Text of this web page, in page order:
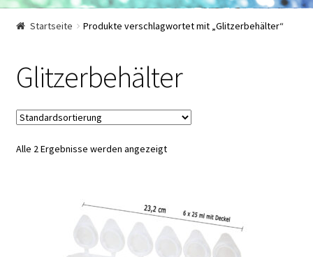
Start
Datenschutzerklärung
Echtheit von Bewertungen
Impressum
Mein Konto
Startseite Produkte verschlagwortet mit „Glitzerbehälter“
Glitzerbehälter
Alle 2 Ergebnisse werden angezeigt